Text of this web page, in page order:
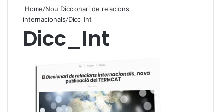
Home/Nou Diccionari de relacions
internacionals/Dicc_Int
Dicc_Int